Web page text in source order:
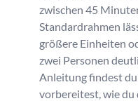
zwischen 45
Standardrahmen
größere Einheiten
zwei Personen
Anleitung findest
vorbereitest, wie du